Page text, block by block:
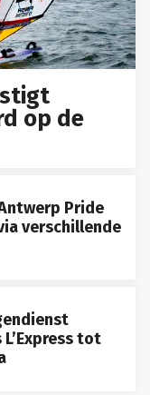
op de
Pride
verschillende
tot